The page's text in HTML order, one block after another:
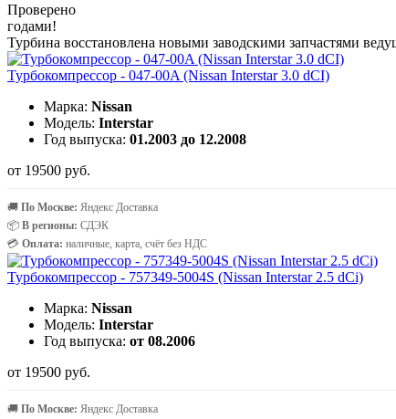
Проверено
годами!
Турбина восстановлена новыми заводскими запчастями
Турбокомпрессор - 047-00A (Nissan Interstar 3.0 dCI)
Марка: Nissan
Модель: Interstar
Год выпуска: 01.2003 до 12.2008
от 19500 руб.
🚚 По Москве: Яндекс Доставка
📦 В регионы: СДЭК
💳 Оплата: наличные, карта, счёт без НДС
Турбокомпрессор - 757349-5004S (Nissan Interstar 2.5 dCi)
Марка: Nissan
Модель: Interstar
Год выпуска: от 08.2006
от 19500 руб.
🚚 По Москве: Яндекс Доставка